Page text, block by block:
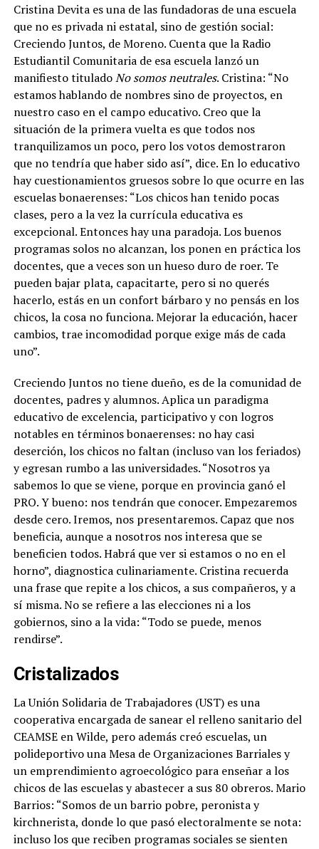
Cristina Devita es una de las fundadoras de una escuela
que no es privada ni estatal, sino de gestión social:
Creciendo Juntos, de Moreno. Cuenta que la Radio
Estudiantil Comunitaria de esa escuela lanzó un
manifiesto tituladoNo somos neutrales. Cristina: “No
estamos hablando de nombres sino de proyectos, en
nuestro caso en el campo educativo. Creo que la
situación de la primera vuelta es que todos nos
tranquilizamos un poco, pero los votos demostraron
que no tendría que haber sido así”, dice. En lo educativo
hay cuestionamientos gruesos sobre lo que ocurre en las
escuelas bonaerenses: “Los chicos han tenido pocas
clases, pero a la vez la currícula educativa es
excepcional. Entonces hay una paradoja. Los buenos
programas solos no alcanzan, los ponen en práctica los
docentes, que a veces son un hueso duro de roer. Te
pueden bajar plata, capacitarte, pero si no querés
hacerlo, estás en un confort bárbaro y no pensás en los
chicos, la cosa no funciona. Mejorar la educación, hacer
cambios, trae incomodidad porque exige más de cada
uno”.
Creciendo Juntos no tiene dueño, es de la comunidad de
docentes, padres y alumnos. Aplica un paradigma
educativo de excelencia, participativo y con logros
notables en términos bonaerenses: no hay casi
deserción, los chicos no faltan (incluso van los feriados)
y egresan rumbo a las universidades. “Nosotros ya
sabemos lo que se viene, porque en provincia ganó el
PRO. Y bueno: nos tendrán que conocer. Empezaremos
desde cero. Iremos, nos presentaremos. Capaz que nos
beneficia, aunque a nosotros nos interesa que se
beneficien todos. Habrá que ver si estamos o no en el
horno”, diagnostica culinariamente. Cristina recuerda
una frase que repite a los chicos, a sus compañeros, y a
sí misma. No se refiere a las elecciones ni a los
gobiernos, sino a la vida: “Todo se puede, menos
rendirse”.
Cristalizados
La Unión Solidaria de Trabajadores (UST) es una
cooperativa encargada de sanear el relleno sanitario del
CEAMSE en Wilde, pero además creó escuelas, un
polideportivo una Mesa de Organizaciones Barriales y
un emprendimiento agroecológico para enseñar a los
chicos de las escuelas y abastecer a sus 80 obreros. Mario
Barrios: “Somos de un barrio pobre, peronista y
kirchnerista, donde lo que pasó electoralmente se nota:
incluso los que reciben programas sociales se sienten